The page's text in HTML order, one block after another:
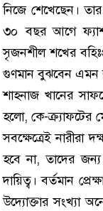
নিজে শেখেছেন।
৩০ বছর আগে
সৃজনশীল শখের
গুণমান বুঝবেন এমন
শাহনাজ খানের
হলো, কে-ক্র্যাফটের
সবক্ষেত্রেই নারীরা
হবে না, তাদের
দায়িত্ব। বর্তমান
উদ্যোক্তার সংখ্যা